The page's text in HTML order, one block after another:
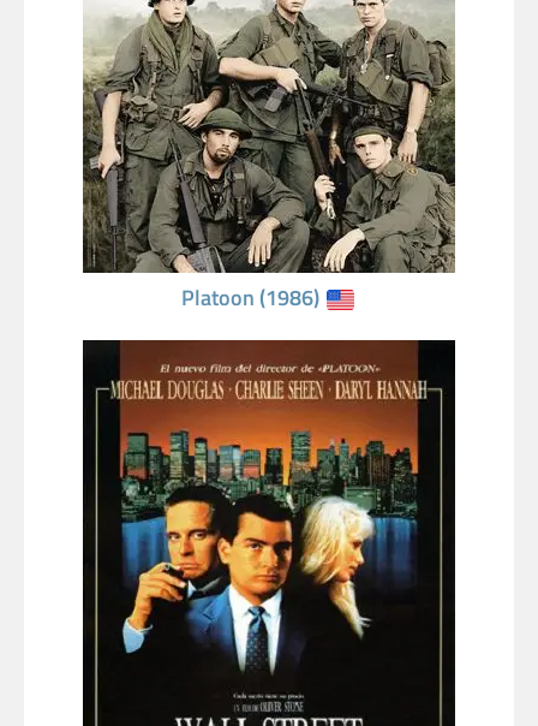
Platoon (1986)